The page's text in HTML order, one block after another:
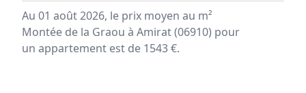
Au 01 août 2026, le prix moyen au m²
Montée de la Graou à Amirat (06910) pour
un appartement est de 1543 €.